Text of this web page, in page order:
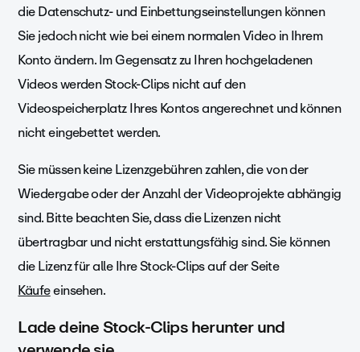
die Datenschutz- und Einbettungseinstellungen können
Sie jedoch nicht wie bei einem normalen Video in Ihrem
Konto ändern. Im Gegensatz zu Ihren hochgeladenen
Videos werden Stock-Clips nicht auf den
Videospeicherplatz Ihres Kontos angerechnet und können
nicht eingebettet werden.
Sie müssen keine Lizenzgebühren zahlen, die von der
Wiedergabe oder der Anzahl der Videoprojekte abhängig
sind. Bitte beachten Sie, dass die Lizenzen nicht
übertragbar und nicht erstattungsfähig sind. Sie können
die Lizenz für alle Ihre Stock-Clips auf der Seite
Käufeeinsehen.
Lade deine Stock-Clips herunter und